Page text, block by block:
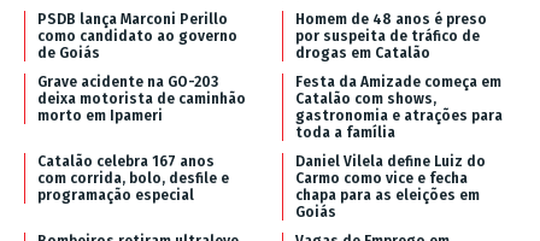
PSDB lança Marconi Perillo
como candidato ao governo
de Goiás
Homem de 48 anos é preso
por suspeita de tráfico de
drogas em Catalão
Grave acidente na GO-203
deixa motorista de caminhão
morto em Ipameri
Festa da Amizade começa em
Catalão com shows,
gastronomia e atrações para
toda a família
Catalão celebra 167 anos
com corrida, bolo, desfile e
programação especial
Daniel Vilela define Luiz do
Carmo como vice e fecha
chapa para as eleições em
Goiás